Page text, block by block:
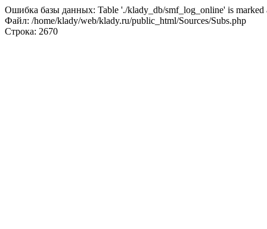
Ошибка базы данных: Table './klady_db/smf_log_online' is marked
Файл: /home/klady/web/klady.ru/public_html/Sources/Subs.php
Строка: 2670